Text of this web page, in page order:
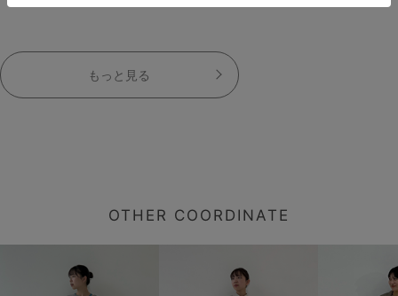
もっと見る
OTHER COORDINATE